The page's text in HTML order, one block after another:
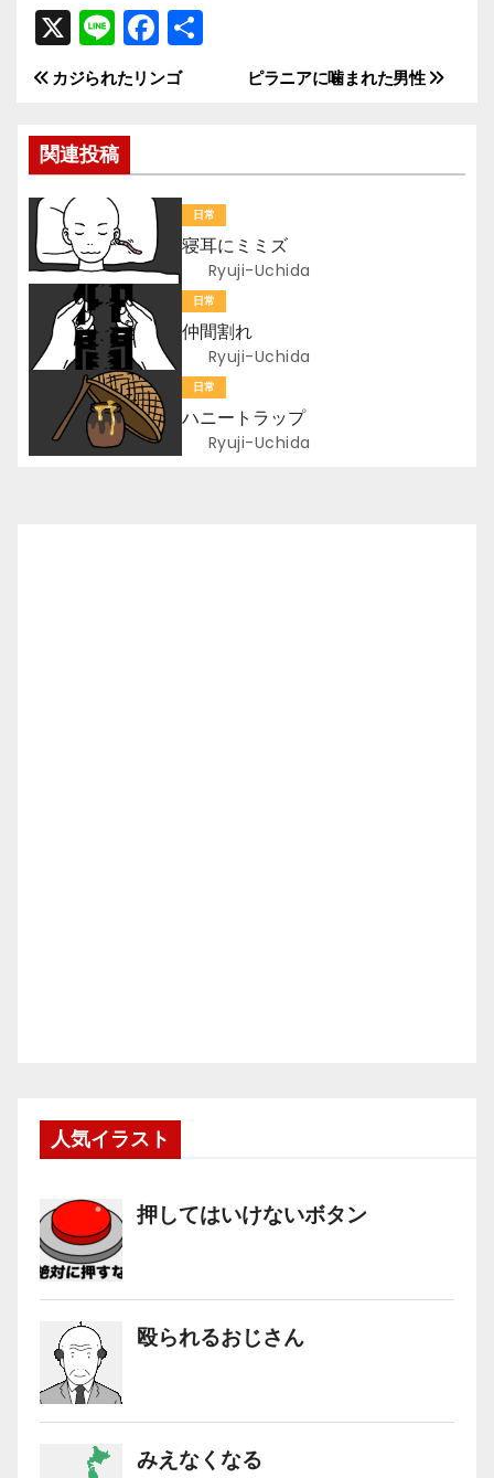
X Li
n
e
F
a
c
b
o
o
k
共
投
稿
ナ
ビ
ゲ
ー
シ
ョ
ン
ピラニアに噛まれた男性
カジられたリンゴ
関連投稿
日常
寝耳にミミズ
Ryuji-Uchida
日常
仲間割れ
Ryuji-Uchida
日常
ハニートラップ
Ryuji-Uchida
人気イラスト